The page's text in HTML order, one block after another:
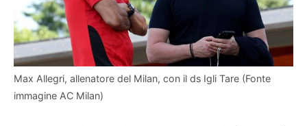
Max Allegri, allenatore del Milan, con il ds Igli Tare (Fonte
immagine AC Milan)